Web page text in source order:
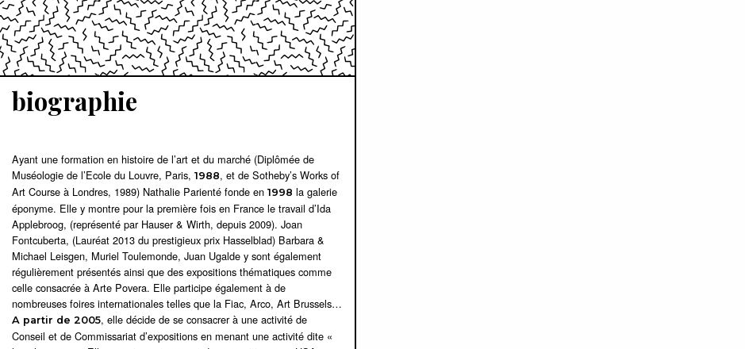
biographie
Ayant une formation en histoire de l’art et du marché (Diplômée de
Muséologie de l’Ecole du Louvre, Paris, 1988, et de Sotheby’s Works of
Art Course à Londres, 1989) Nathalie Parienté fonde en 1998 la galerie
éponyme. Elle y montre pour la première fois en France le travail d’Ida
Applebroog, (représenté par Hauser & Wirth, depuis 2009). Joan
Fontcuberta, (Lauréat 2013 du prestigieux prix Hasselblad) Barbara &
Michael Leisgen, Muriel Toulemonde, Juan Ugalde y sont également
régulièrement présentés ainsi que des expositions thématiques comme
celle consacrée à Arte Povera. Elle participe également à de
nombreuses foires internationales telles que la Fiac, Arco, Art Brussels…
A partir de 2005, elle décide de se consacrer à une activité de
Conseil et de Commissariat d’expositions en menant une activité dite «